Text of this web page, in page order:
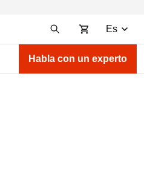
Es
Habla con un experto